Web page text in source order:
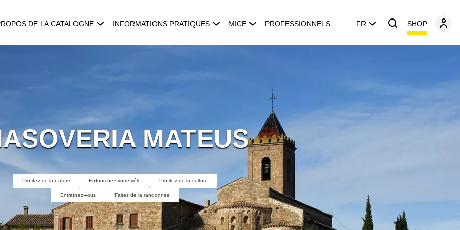
DE LA CATALOGNE INFORMATIONS PRATIQUES MICE PROFESSIONNELS FR SHOP
MATEUS
Profitez de la nature Enfourchez votre vélo Profitez de la culture
Entraînez-vous Faites de la randonnée